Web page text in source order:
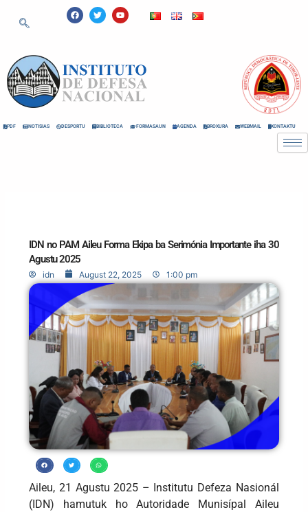
F
a
c
k
T
w
i
Y
o
u
PDF NOTISIAS DESPORTU BIBLIOTECA FORMASAUN AGENDA BROXURA WEBMAIL KONTAKTU
IDN no PAM Aileu Forma Ekipa ba Serimónia Importante iha 30
Agustu 2025
idn August 22, 2025 1:00 pm
Aileu, 21 Agustu 2025 – Institutu Defeza Nasionál
(IDN) hamutuk ho Autoridade Munisípal Aileu